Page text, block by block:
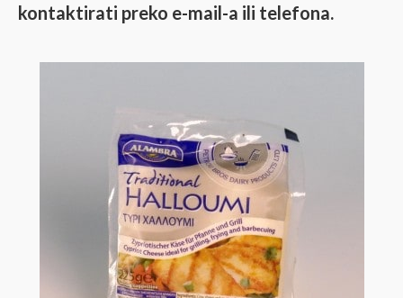
kontaktirati preko e-mail-a ili telefona.